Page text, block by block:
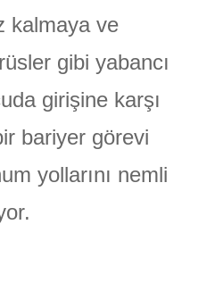
kalmaya ve
gibi yabancı
girişine karşı
bariyer görevi
yollarını nemli